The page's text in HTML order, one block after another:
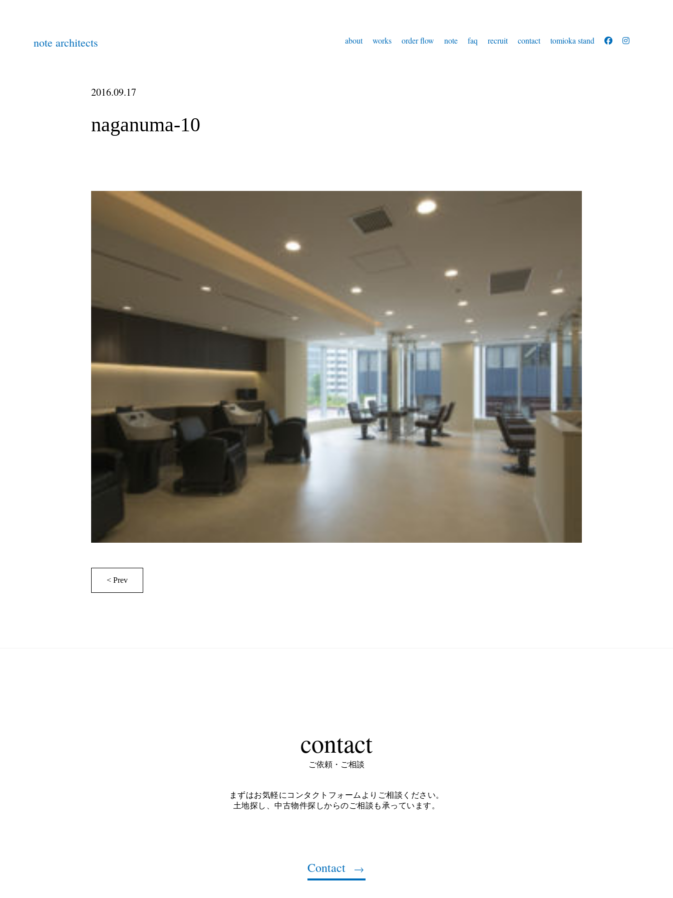
note architects about works order flow note faq recruit contact tomioka stand
2016.09.17
naganuma-10
< Prev
contact
ご依頼・ご相談
まずはお気軽にコンタクトフォームよりご相談ください。
土地探し、中古物件探しからのご相談も承っています。
Contact